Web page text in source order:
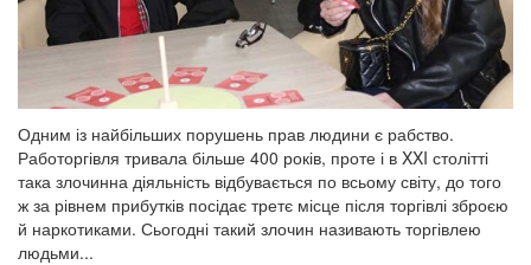
Одним із найбільших порушень прав людини є рабство.
Работоргівля тривала більше 400 років, проте і в XXI столітті
така злочинна діяльність відбувається по всьому світу, до того
ж за рівнем прибутків посідає третє місце після торгівлі зброєю
й наркотиками. Сьогодні такий злочин називають торгівлею
людьми...